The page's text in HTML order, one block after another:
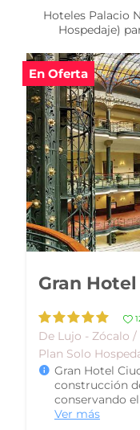
Hoteles Palacio
Hospedaje)
En Oferta
Hotel San
12
Económico -
Plan Solo
El Hotel San
propiedad con
encuentra en el